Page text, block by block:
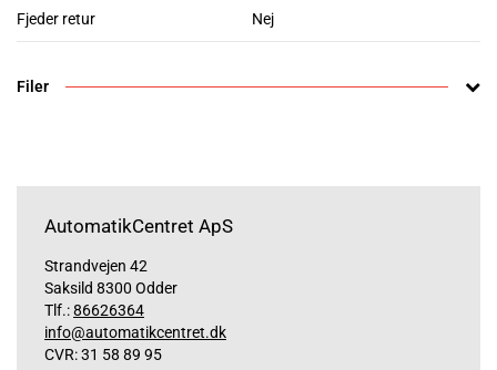
Fjeder retur Nej
Filer
AutomatikCentret ApS
Strandvejen 42
Saksild 8300 Odder
Tlf.:86626364
info@automatikcentret.dk
CVR: 31 58 89 95